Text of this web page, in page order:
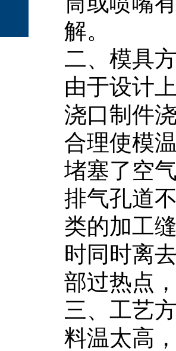
解。
二、模具
由于设计
浇口制件
合理使模
堵塞了空
排气孔道
类的加工
时同时离
部过热点
三、工艺
料温太高